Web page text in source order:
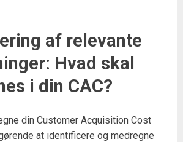
af relevante
Hvad skal
i din CAC?
din Customer Acquisition Cost
at identificere og medregne